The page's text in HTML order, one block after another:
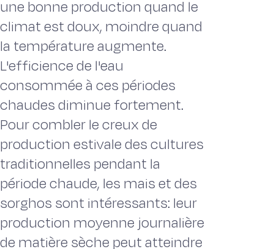
une bonne production quand le
climat est doux, moindre quand
la température augmente.
L'efficience de l'eau
consommée à ces périodes
chaudes diminue fortement.
Pour combler le creux de
production estivale des cultures
traditionnelles pendant la
période chaude, les mais et des
sorghos sont intéressants: leur
production moyenne journalière
de matière sèche peut atteindre